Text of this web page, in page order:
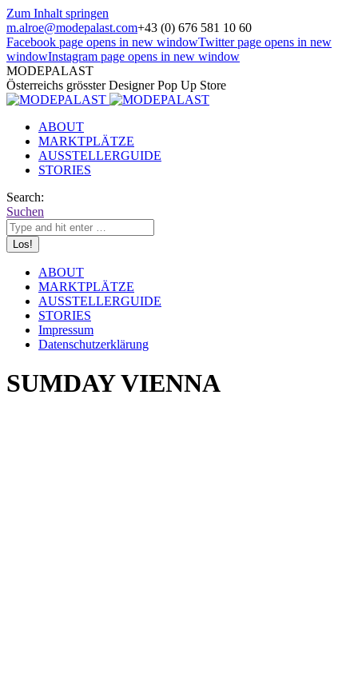
Zum Inhalt springen
m.alroe@modepalast.com+43 (0) 676 581 10 60
Facebook page opens in new windowTwitter page opens in new
windowInstagram page opens in new window
MODEPALAST
Österreichs grösster Designer Pop Up Store
ABOUT
MARKTPLÄTZE
AUSSTELLERGUIDE
STORIES
Search:
Suchen
ABOUT
MARKTPLÄTZE
AUSSTELLERGUIDE
STORIES
Impressum
Datenschutzerklärung
SUMDAY VIENNA